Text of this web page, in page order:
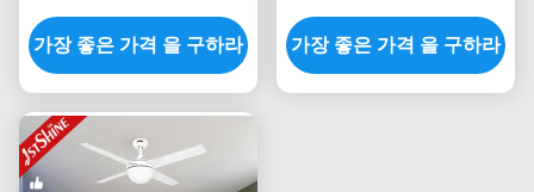
LED 천장 선풍기
가장 좋은 가격 을 구하라
천정 선풍기로 조금씩 움
직입니다
가장 좋은 가격 을 구하라